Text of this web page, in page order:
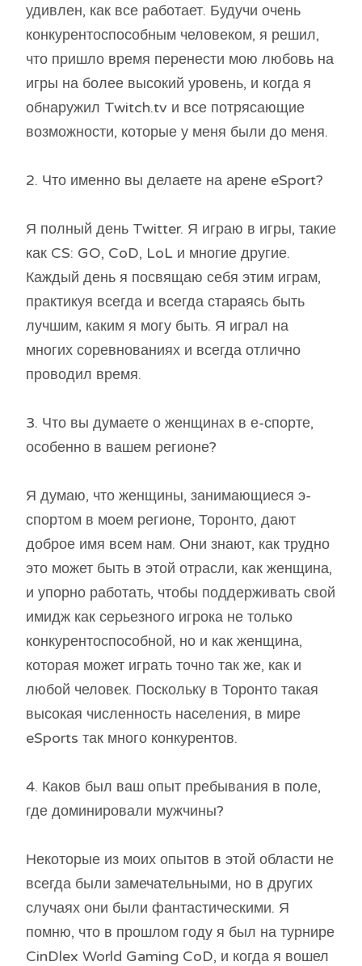
удивлен, как все работает. Будучи очень
конкурентоспособным человеком, я решил,
что пришло время перенести мою любовь на
игры на более высокий уровень, и когда я
обнаружил Twitch.tv и все потрясающие
возможности, которые у меня были до меня.
2. Что именно вы делаете на арене eSport?
Я полный день Twitter. Я играю в игры, такие
как CS: GO, CoD, LoL и многие другие.
Каждый день я посвящаю себя этим играм,
практикуя всегда и всегда стараясь быть
лучшим, каким я могу быть. Я играл на
многих соревнованиях и всегда отлично
проводил время.
3. Что вы думаете о женщинах в е-спорте,
особенно в вашем регионе?
Я думаю, что женщины, занимающиеся э-
спортом в моем регионе, Торонто, дают
доброе имя всем нам. Они знают, как трудно
это может быть в этой отрасли, как женщина,
и упорно работать, чтобы поддерживать свой
имидж как серьезного игрока не только
конкурентоспособной, но и как женщина,
которая может играть точно так же, как и
любой человек. Поскольку в Торонто такая
высокая численность населения, в мире
eSports так много конкурентов.
4. Каков был ваш опыт пребывания в поле,
где доминировали мужчины?
Некоторые из моих опытов в этой области не
всегда были замечательными, но в других
случаях они были фантастическими. Я
помню, что в прошлом году я был на турнире
CinDlex World Gaming CoD, и когда я вошел